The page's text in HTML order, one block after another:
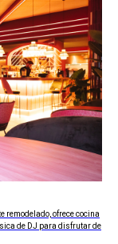
remodelado, ofrece cocina
de DJ para disfrutar de